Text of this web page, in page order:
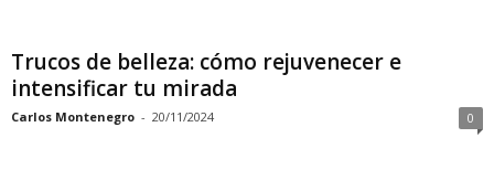
Trucos de belleza: cómo rejuvenecer e
intensificar tu mirada
Carlos Montenegro - 20/11/2024 0